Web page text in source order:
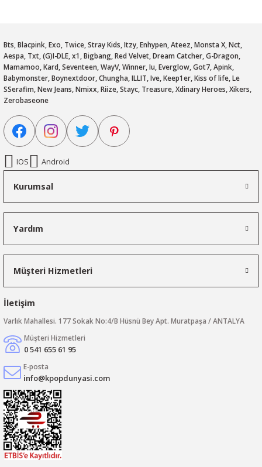
Bts, Blacpink, Exo, Twice, Stray Kids, Itzy, Enhypen, Ateez, Monsta X, Nct,
Aespa, Txt, (G)I-DLE, x1, Bigbang, Red Velvet, Dream Catcher, G-Dragon,
Mamamoo, Kard, Seventeen, WayV, Winner, Iu, Everglow, Got7, Apink,
Babymonster, Boynextdoor, Chungha, ILLIT, Ive, Keep1er, Kiss of life, Le
SSerafim, New Jeans, Nmixx, Riize, Stayc, Treasure, Xdinary Heroes, Xikers,
Zerobaseone
IOS Android
Kurumsal
Yardım
Müşteri Hizmetleri
İletişim
Varlık Mahallesi. 177 Sokak No:4/B Hüsnü Bey Apt. Muratpaşa / ANTALYA
Müşteri Hizmetleri
0 541 655 61 95
E-posta
info@kpopdunyasi.com